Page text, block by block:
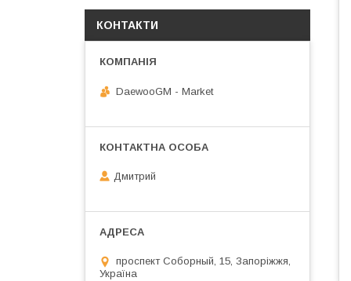
КОНТАКТИ
DaewooGM - Market
Дмитрий
проспект Соборный, 15, Запоріжжя,
Україна